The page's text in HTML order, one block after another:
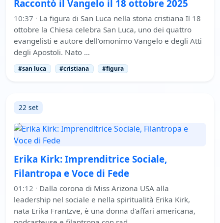
Raccontò il Vangelo il 18 ottobre 2025
10:37 · La figura di San Luca nella storia cristiana Il 18
ottobre la Chiesa celebra San Luca, uno dei quattro
evangelisti e autore dell’omonimo Vangelo e degli Atti
degli Apostoli. Nato …
#san luca #cristiana #figura
22 set
Erika Kirk: Imprenditrice Sociale,
Filantropa e Voce di Fede
01:12 · Dalla corona di Miss Arizona USA alla
leadership nel sociale e nella spiritualità Erika Kirk,
nata Erika Frantzve, è una donna d'affari americana,